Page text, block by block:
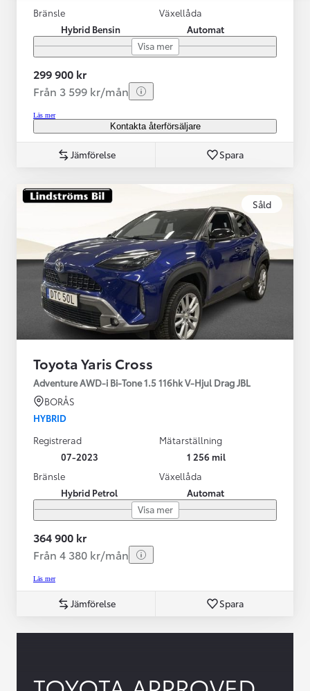
Bränsle
Hybrid Bensin
Växellåda
Automat
Visa mer
299 900 kr
Från 3 599 kr/mån
Läs mer
Kontakta återförsäljare
Jämförelse Spara
Såld
Toyota Yaris Cross
Adventure AWD-i Bi-Tone 1.5 116hk V-Hjul Drag JBL
BORÅS
HYBRID
Registrerad
07-2023
Mätarställning
1 256 mil
Bränsle
Hybrid Petrol
Växellåda
Automat
Visa mer
364 900 kr
Från 4 380 kr/mån
Läs mer
Jämförelse Spara